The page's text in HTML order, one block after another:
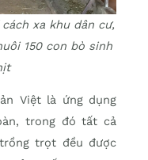
xa khu dân cư,
150 con bò sinh
Việt là ứng dụng
trong đó tất cả
trọt đều được